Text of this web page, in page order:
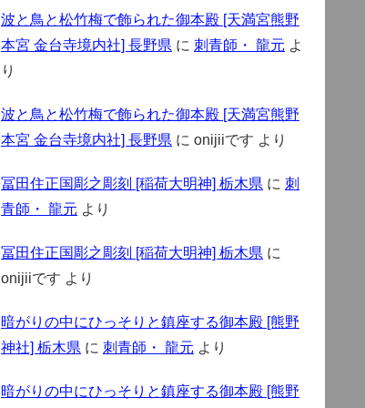
波と鳥と松竹梅で飾られた御本殿 [天満宮熊野
本宮 金台寺境内社] 長野県 に 刺青師・ 龍元 よ
り
波と鳥と松竹梅で飾られた御本殿 [天満宮熊野
本宮 金台寺境内社] 長野県 に onijiiです より
冨田住正国彫之彫刻 [稲荷大明神] 栃木県 に 刺
青師・ 龍元 より
冨田住正国彫之彫刻 [稲荷大明神] 栃木県 に
onijiiです より
暗がりの中にひっそりと鎮座する御本殿 [熊野
神社] 栃木県 に 刺青師・ 龍元 より
暗がりの中にひっそりと鎮座する御本殿 [熊野